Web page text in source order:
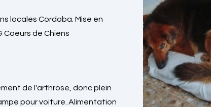
locales Cordoba. Mise en
Coeurs de Chiens
de l'arthrose, donc plein
pour voiture. Alimentation